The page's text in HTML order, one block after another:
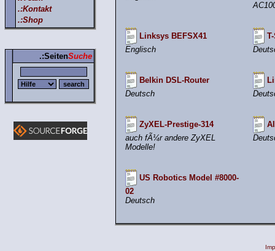
.:Kontakt
.:Shop
.:SeitenSuche
Linksys BEFSX41
Englisch
Belkin DSL-Router
Deutsch
ZyXEL-Prestige-314
auch fÃ¼r andere ZyXEL
Modelle!
US Robotics Model #8000-
02
Deutsch